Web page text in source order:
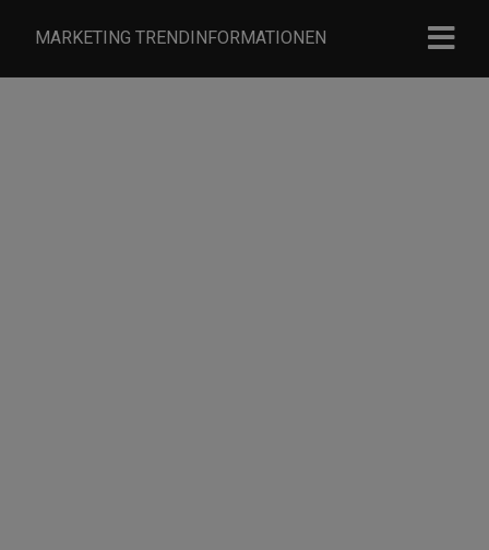
MARKETING TRENDINFORMATIONEN